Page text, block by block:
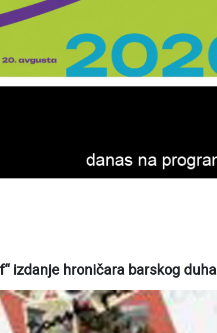
izdanje hroničara barskog duha